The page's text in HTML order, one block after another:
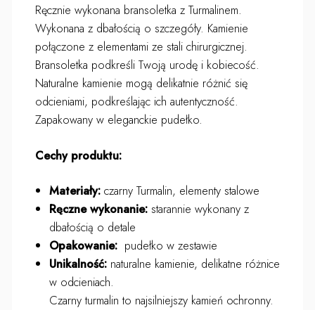
Ręcznie wykonana bransoletka z Turmalinem.
Wykonana z dbałością o szczegóły. Kamienie
połączone z elementami ze stali chirurgicznej.
Bransoletka podkreśli Twoją urodę i kobiecość.
Naturalne kamienie mogą delikatnie różnić się
odcieniami, podkreślając ich autentyczność.
Zapakowany w eleganckie pudełko.
Cechy produktu:
Materiały:czarny Turmalin, elementy stalowe
Ręczne wykonanie:starannie wykonany z
dbałością o detale
Opakowanie:pudełko w zestawie
Unikalność:naturalne kamienie, delikatne różnice
w odcieniach.
Czarny turmalin to najsilniejszy kamień ochronny.